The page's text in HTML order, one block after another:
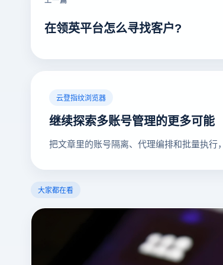
在领英平台怎么寻找客户?
云登指纹浏览器
继续探索多账号管理的更多可能
把文章里的账号隔离、代理编排和批量执行
大家都在看